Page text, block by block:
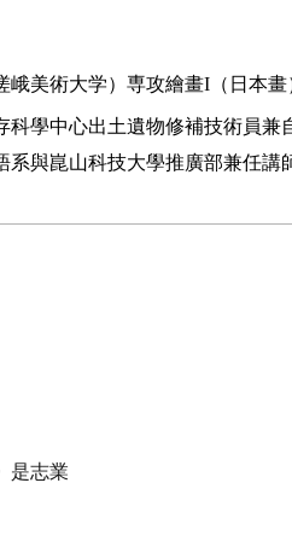
美術大学）専攻繪畫I（日本
學中心出土遺物修補技術員
與崑山科技大學推廣部兼任講
是志業